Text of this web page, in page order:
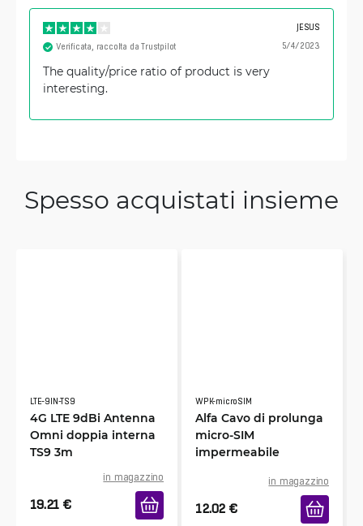
JESUS
5/4/2023
Verificata, raccolta da Trustpilot
The quality/price ratio of product is very
interesting.
Spesso acquistati insieme
LTE-9IN-TS9
4G LTE 9dBi Antenna
Omni doppia interna
TS9 3m
in magazzino
19.21 €
WPK-microSIM
Alfa Cavo di prolunga
micro-SIM
impermeabile
in magazzino
12.02 €